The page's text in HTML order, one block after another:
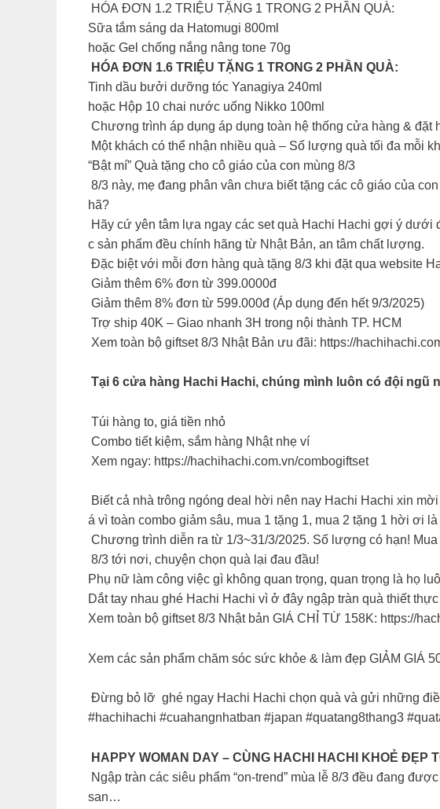
HÓA ĐƠN 1.2 TRIỆU TẶNG 1 TRONG 2 PHẦN QUÀ:
Sữa tắm sáng da Hatomugi 800ml
hoặc Gel chống nắng nâng tone 70g
HÓA ĐƠN 1.6 TRIỆU TẶNG 1 TRONG 2 PHẦN QUÀ:
Tinh dầu bưởi dưỡng tóc Yanagiya 240ml
hoặc Hộp 10 chai nước uống Nikko 100ml
Chương trình áp dụng áp dụng toàn hệ thống cửa hàng &
Một khách có thể nhận nhiều quà – Số lượng quà tối đa mỗi
“Bật mí” Quà tặng cho cô giáo của con mùng 8/3
8/3 này, mẹ đang phân vân chưa biết tặng các cô giáo của
hã?
Hãy cứ yên tâm lựa ngay các set quà Hachi Hachi gợi ý dưới
c sản phẩm đều chính hãng từ Nhật Bản, an tâm chất lượng.
Đặc biệt với mỗi đơn hàng quà tặng 8/3 khi đặt qua website
Giảm thêm 6% đơn từ 399.0000đ
Giảm thêm 8% đơn từ 599.000đ (Áp dụng đến hết 9/3/2025)
Trợ ship 40K – Giao nhanh 3H trong nội thành TP. HCM
Xem toàn bộ giftset 8/3 Nhật Bản ưu đãi: https://
Tại 6 cửa hàng Hachi Hachi, chúng mình luôn có đội ngũ
Túi hàng to, giá tiền nhỏ
Combo tiết kiệm, sắm hàng Nhật nhẹ ví
Xem ngay: https://hachihachi.com.vn/combogiftset
Biết cả nhà trông ngóng deal hời nên nay Hachi Hachi xin
á vì toàn combo giảm sâu, mua 1 tặng 1, mua 2 tặng 1 hời ơi
Chương trình diễn ra từ 1/3~31/3/2025. Số lượng có hạn!
8/3 tới nơi, chuyện chọn quà lại đau đầu!
Phụ nữ làm công việc gì không quan trọng, quan trọng là họ
Dắt tay nhau ghé Hachi Hachi vì ở đây ngập tràn quà thiết
Xem toàn bộ giftset 8/3 Nhật bản GIÁ CHỈ TỪ 158K: https://
Xem các sản phẩm chăm sóc sức khỏe & làm đẹp GIẢM GIÁ
Đừng bỏ lỡ ghé ngay Hachi Hachi chọn quà và gửi những
#hachihachi #cuahangnhatban #japan #quatang8thang3
HAPPY WOMAN DAY – CÙNG HACHI HACHI KHOẺ ĐẸP
Ngập tràn các siêu phẩm “on-trend” mùa lễ 8/3 đều đang
san…